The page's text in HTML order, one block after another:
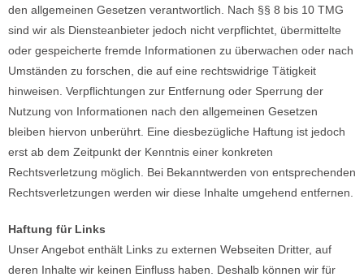
den allgemeinen Gesetzen verantwortlich. Nach §§ 8 bis 10 TMG
sind wir als Diensteanbieter jedoch nicht verpflichtet, übermittelte
oder gespeicherte fremde Informationen zu überwachen oder nach
Umständen zu forschen, die auf eine rechtswidrige Tätigkeit
hinweisen. Verpflichtungen zur Entfernung oder Sperrung der
Nutzung von Informationen nach den allgemeinen Gesetzen
bleiben hiervon unberührt. Eine diesbezügliche Haftung ist jedoch
erst ab dem Zeitpunkt der Kenntnis einer konkreten
Rechtsverletzung möglich. Bei Bekanntwerden von entsprechenden
Rechtsverletzungen werden wir diese Inhalte umgehend entfernen.
Haftung für Links
Unser Angebot enthält Links zu externen Webseiten Dritter, auf
deren Inhalte wir keinen Einfluss haben. Deshalb können wir für